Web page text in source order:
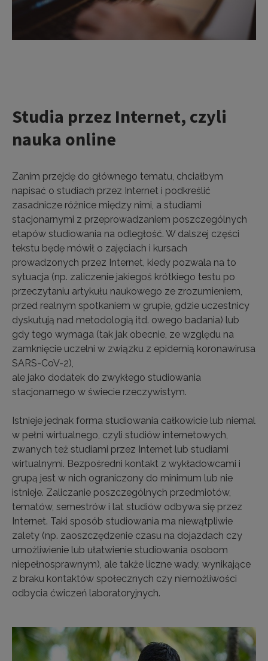
Studia przez Internet, czyli
nauka online
Zanim przejdę do głównego tematu, chciałbym
napisać o studiach przez Internet i podkreślić
zasadnicze różnice między nimi, a studiami
stacjonarnymi z przeprowadzaniem poszczególnych
etapów studiowania na odległość. W dalszej części
tekstu będę mówił o zajęciach i kursach
prowadzonych przez Internet, kiedy pozwala na to
sytuacja (np. zaliczenie jakiegoś krótkiego testu po
przeczytaniu artykułu naukowego ze zrozumieniem,
przed realnym spotkaniem w grupie, gdzie uczestnicy
dyskutują nad metodologią itd. owego badania) lub
gdy tego wymaga (tak jak obecnie, ze względu na
zamknięcie uczelni w związku z epidemią koronawirusa
SARS-CoV-2),
ale jako dodatek do zwykłego studiowania
stacjonarnego w świecie rzeczywistym.
Istnieje jednak forma studiowania całkowicie lub niemal
w pełni wirtualnego, czyli studiów internetowych,
zwanych też studiami przez Internet lub studiami
wirtualnymi. Bezpośredni kontakt z wykładowcami i
grupą jest w nich ograniczony do minimum lub nie
istnieje. Zaliczanie poszczególnych przedmiotów,
tematów, semestrów i lat studiów odbywa się przez
Internet. Taki sposób studiowania ma niewątpliwie
zalety (np. zaoszczędzenie czasu na dojazdach czy
umożliwienie lub ułatwienie studiowania osobom
niepełnosprawnym), ale także liczne wady, wynikające
z braku kontaktów społecznych czy niemożliwości
odbycia ćwiczeń laboratoryjnych.